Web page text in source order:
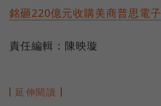
銘砸220億元收購美商普思電
責任編輯：陳映璇
延伸閱讀